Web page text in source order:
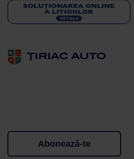
Abonează-te